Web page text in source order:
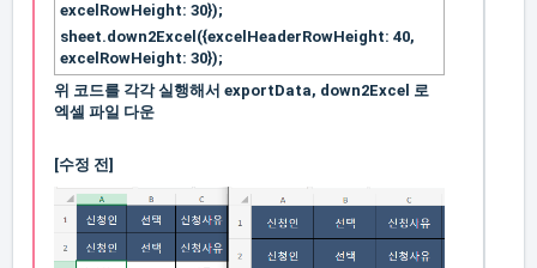
excelRowHeight: 30});
sheet.down2Excel({excelHeaderRowHeight: 40,
excelRowHeight: 30});
위 코드를 각각 실행해서 exportData, down2Excel 로
엑셀 파일 다운
[수정 전]